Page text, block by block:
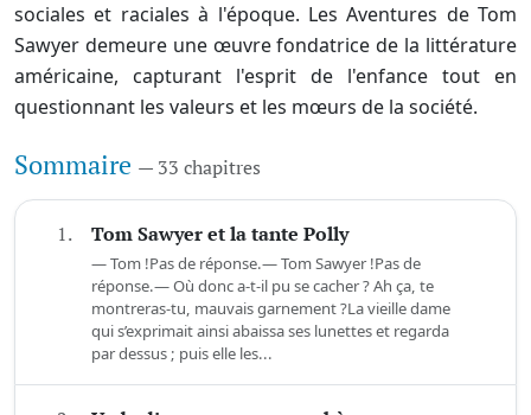
sociales et raciales à l'époque. Les Aventures de Tom
Sawyer demeure une œuvre fondatrice de la littérature
américaine, capturant l'esprit de l'enfance tout en
questionnant les valeurs et les mœurs de la société.
Sommaire — 33 chapitres
1. Tom Sawyer et la tante Polly
— Tom !Pas de réponse.— Tom Sawyer !Pas de
réponse.— Où donc a-t-il pu se cacher ? Ah ça, te
montreras-tu, mauvais garnement ?La vieille dame
qui s’exprimait ainsi abaissa ses lunettes et regarda
par dessus ; puis elle les...